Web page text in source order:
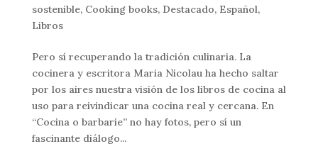
sostenible, Cooking books, Destacado, Español,
Libros
Pero sí recuperando la tradición culinaria. La
cocinera y escritora Maria Nicolau ha hecho saltar
por los aires nuestra visión de los libros de cocina al
uso para reivindicar una cocina real y cercana. En
“Cocina o barbarie” no hay fotos, pero sí un
fascinante diálogo...